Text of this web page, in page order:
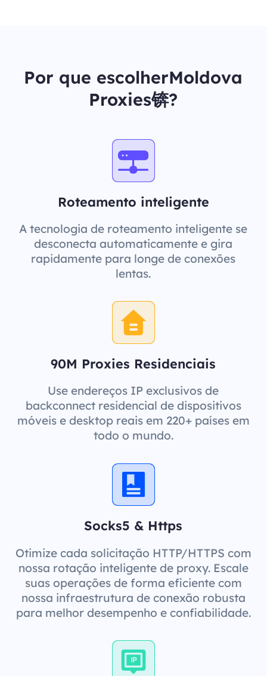
Por que escolherMoldova
Proxies锛?
Roteamento inteligente
A tecnologia de roteamento inteligente se
desconecta automaticamente e gira
rapidamente para longe de conexões
lentas.
90M Proxies Residenciais
Use endereços IP exclusivos de
backconnect residencial de dispositivos
móveis e desktop reais em 220+ países em
todo o mundo.
Socks5 & Https
Otimize cada solicitação HTTP/HTTPS com
nossa rotação inteligente de proxy. Escale
suas operações de forma eficiente com
nossa infraestrutura de conexão robusta
para melhor desempenho e confiabilidade.